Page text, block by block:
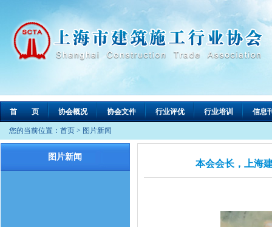
首 页 协会概况 协会文件 行业评优 行业培训 信息
您的当前位置： 首页 > 图片新闻
图片新闻
本会会长，上海